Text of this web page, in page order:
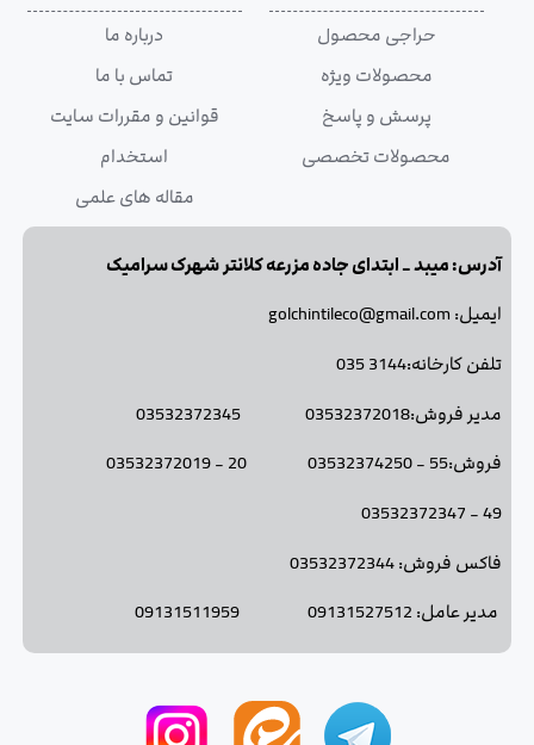
حراجی محصول
محصولات ویژه
پرسش و پاسخ
محصولات تخصصی
درباره ما
تماس با ما
قوانین و مقررات سایت
استخدام
مقاله های علمی
آدرس: میبد _ ابتدای جاده مزرعه کلانتر شهرک سرامیک
ایمیل: golchintileco@gmail.com
تلفن کارخانه:3144 035
مدیر فروش:03532372018 03532372345
فروش:55 - 03532374250 20 - 03532372019
49 - 03532372347
فاکس فروش: 03532372344
مدیر عامل: 09131527512 09131511959